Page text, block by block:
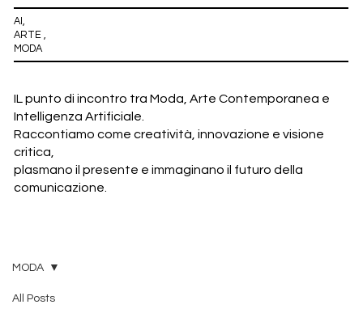
AI,
ARTE ,
MODA
IL punto di incontro tra Moda, Arte Contemporanea e
Intelligenza Artificiale.
Raccontiamo come creatività, innovazione e visione
critica,
plasmano il presente e immaginano il futuro della
comunicazione.
All Posts
MODA